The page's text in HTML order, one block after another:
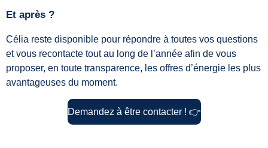
Et après ?
Célia reste disponible pour répondre à toutes vos questions
et vous recontacte tout au long de l’année afin de vous
proposer, en toute transparence, les offres d’énergie les plus
avantageuses du moment.
Demandez à être contacter ! 👉